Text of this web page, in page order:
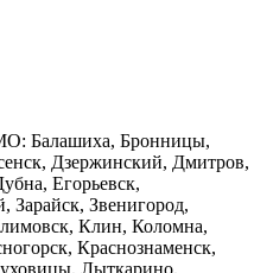
Балашиха, Бронницы,
Дзержинский, Дмитров,
Егорьевск,
Звенигород,
Клин, Коломна,
Краснознаменск,
Лыткарино,